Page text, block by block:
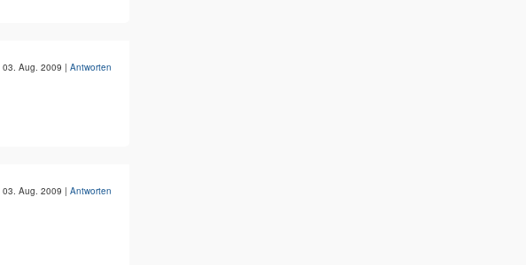
03. Aug. 2009 | Antworten
03. Aug. 2009 | Antworten